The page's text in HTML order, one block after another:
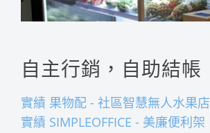
自主行銷，自助結帳
實績 果物配 - 社區智慧無人水果店
實績 SIMPLEOFFICE - 美廉便利架